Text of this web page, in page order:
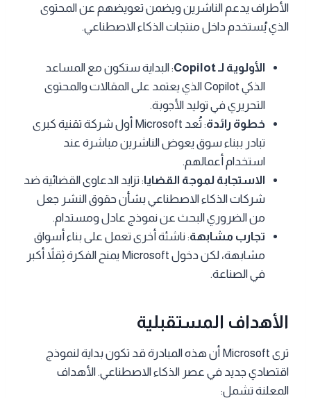
الأطراف يدعم الناشرين ويضمن تعويضهم عن المحتوى
الذي يُستخدم داخل منتجات الذكاء الاصطناعي.
الأولوية لـ Copilot
: البداية ستكون مع المساعد
الذكي Copilot الذي يعتمد على المقالات والمحتوى
التحريري في توليد الأجوبة.
خطوة رائدة
: تُعد Microsoft أول شركة تقنية كبرى
تبادر ببناء سوق يعوض الناشرين مباشرة عند
استخدام أعمالهم.
الاستجابة لموجة القضايا: تزايد الدعاوى القضائية ضد
شركات الذكاء الاصطناعي بشأن حقوق النشر جعل
من الضروري البحث عن نموذج عادل ومستدام.
تجارب مشابهة: ناشئة أخرى تعمل على بناء أسواق
مشابهة، لكن دخول Microsoft يمنح الفكرة ثِقلاً أكبر
في الصناعة.
الأهداف المستقبلية
ترى Microsoft أن هذه المبادرة قد تكون بداية لنموذج
اقتصادي جديد في عصر الذكاء الاصطناعي. الأهداف
المعلنة تشمل: